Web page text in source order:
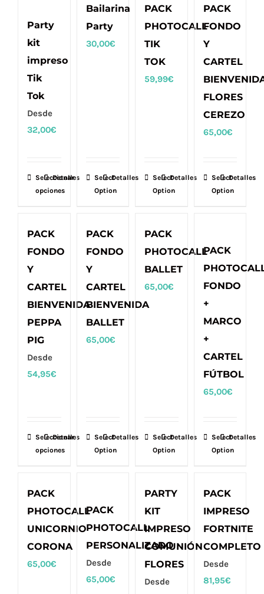
Party
kit
impreso
Tik
Tok
Desde
32,00€
Seleccionar
opciones
Este
producto
múltiples
pueden
elegir
en
la
página
Detalles
Bailarina
Party
30,00€
Select
Option
Detalles
PACK
PHOTOCALL
TIK
TOK
59,99€
Select
Option
Detalles
PACK
FONDO
Y
CARTEL
FLORES
CEREZO
65,00€
Select
Option
Detalles
PACK
FONDO
Y
CARTEL
BIENVENIDA
PEPPA
PIG
Desde
54,95€
Seleccionar
opciones
Este
producto
múltiples
pueden
Detalles
PACK
FONDO
Y
CARTEL
BIENVENIDA
BALLET
65,00€
Select
Option
Detalles
PACK
PHOTOCALL
BALLET
65,00€
Select
Option
Detalles
PACK
FONDO
+
MARCO
+
CARTEL
FÚTBOL
65,00€
Select
Option
Detalles
PACK
PHOTOCALL
UNICORNIO
CORONA
65,00€
PACK
PHOTOCALL
PERSONALIZADO
Desde
65,00€
PARTY
KIT
IMPRESO
COMUNIÓN
FLORES
Desde
PACK
IMPRESO
FORTNITE
COMPLETO
Desde
81,95€